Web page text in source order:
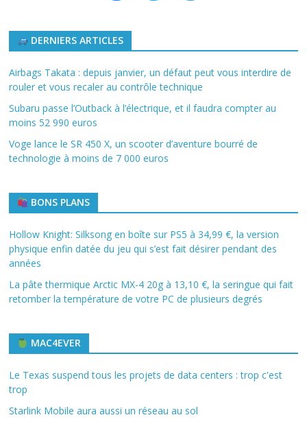
DERNIERS ARTICLES
Airbags Takata : depuis janvier, un défaut peut vous interdire de
rouler et vous recaler au contrôle technique
Subaru passe l’Outback à l’électrique, et il faudra compter au
moins 52 990 euros
Voge lance le SR 450 X, un scooter d’aventure bourré de
technologie à moins de 7 000 euros
BONS PLANS
Hollow Knight: Silksong en boîte sur PS5 à 34,99 €, la version
physique enfin datée du jeu qui s’est fait désirer pendant des
années
La pâte thermique Arctic MX-4 20g à 13,10 €, la seringue qui fait
retomber la température de votre PC de plusieurs degrés
MAC4EVER
Le Texas suspend tous les projets de data centers : trop c'est
trop
Starlink Mobile aura aussi un réseau au sol